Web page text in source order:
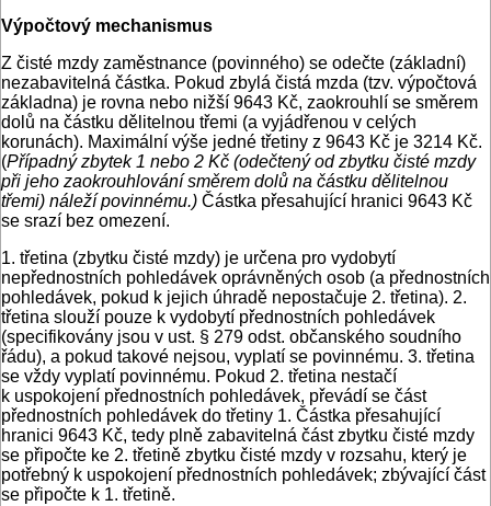
Výpočtový mechanismus
Z čisté mzdy zaměstnance (povinného) se odečte (základní)
nezabavitelná částka. Pokud zbylá čistá mzda (tzv. výpočtová
základna) je rovna nebo nižší 9643 Kč, zaokrouhlí se směrem
dolů na částku dělitelnou třemi (a vyjádřenou v celých
korunách). Maximální výše jedné třetiny z 9643 Kč je 3214 Kč.
(Případný zbytek 1 nebo 2 Kč (odečtený od zbytku čisté mzdy
při jeho zaokrouhlování směrem dolů na částku dělitelnou
třemi) náleží povinnému.) Částka přesahující hranici 9643 Kč
se srazí bez omezení.
1. třetina (zbytku čisté mzdy) je určena pro vydobytí
nepřednostních pohledávek oprávněných osob (a přednostních
pohledávek, pokud k jejich úhradě nepostačuje 2. třetina). 2.
třetina slouží pouze k vydobytí přednostních pohledávek
(specifikovány jsou v ust. § 279 odst. občanského soudního
řádu), a pokud takové nejsou, vyplatí se povinnému. 3. třetina
se vždy vyplatí povinnému. Pokud 2. třetina nestačí
k uspokojení přednostních pohledávek, převádí se část
přednostních pohledávek do třetiny 1. Částka přesahující
hranici 9643 Kč, tedy plně zabavitelná část zbytku čisté mzdy
se připočte ke 2. třetině zbytku čisté mzdy v rozsahu, který je
potřebný k uspokojení přednostních pohledávek; zbývající část
se připočte k 1. třetině.